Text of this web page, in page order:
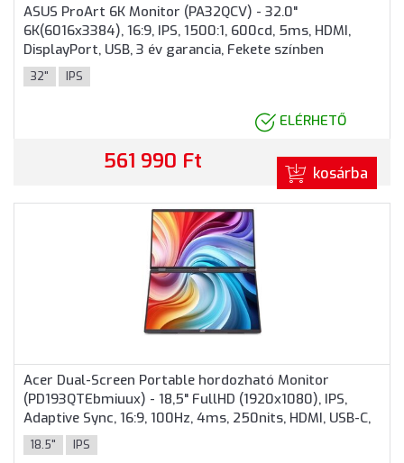
ASUS ProArt 6K Monitor (PA32QCV) - 32.0"
6K(6016x3384), 16:9, IPS, 1500:1, 600cd, 5ms, HDMI,
DisplayPort, USB, 3 év garancia, Fekete színben
32" IPS
ELÉRHETŐ
561 990 Ft kosárba
Acer Dual-Screen Portable hordozható Monitor
(PD193QTEbmiuux) - 18,5" FullHD (1920x1080), IPS,
Adaptive Sync, 16:9, 100Hz, 4ms, 250nits, HDMI, USB-C,
2 év garancia, Fekete színben
18.5" IPS